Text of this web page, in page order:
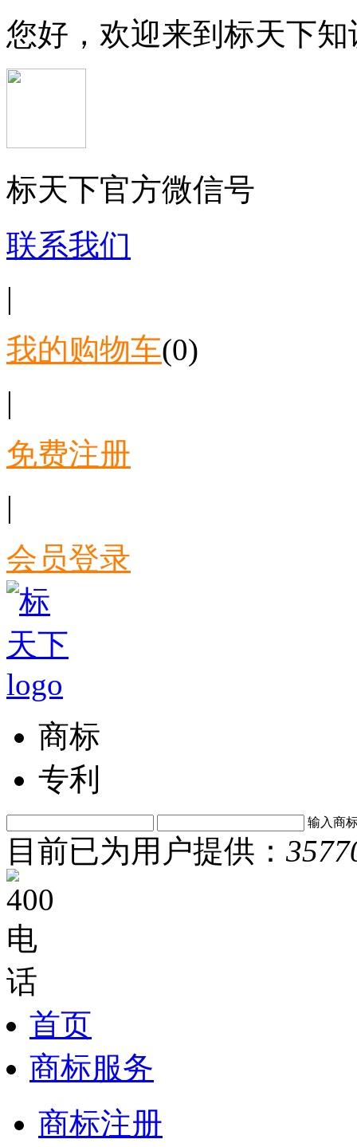
您好，欢迎来到标天下
标天下官方微信号
联系我们
|
我的购物车(0)
|
免费注册
|
会员登录
商标
专利
输入商
目前已为用户提供：
首页
商标服务
商标注册